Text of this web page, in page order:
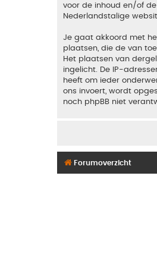
voor de inhoud en/of
Nederlandstalige
Je gaat akkoord met
plaatsen, die de van
Het plaatsen van
ingelicht. De IP-
heeft om ieder
ons invoert, wordt
noch phpBB niet
Forumoverzicht